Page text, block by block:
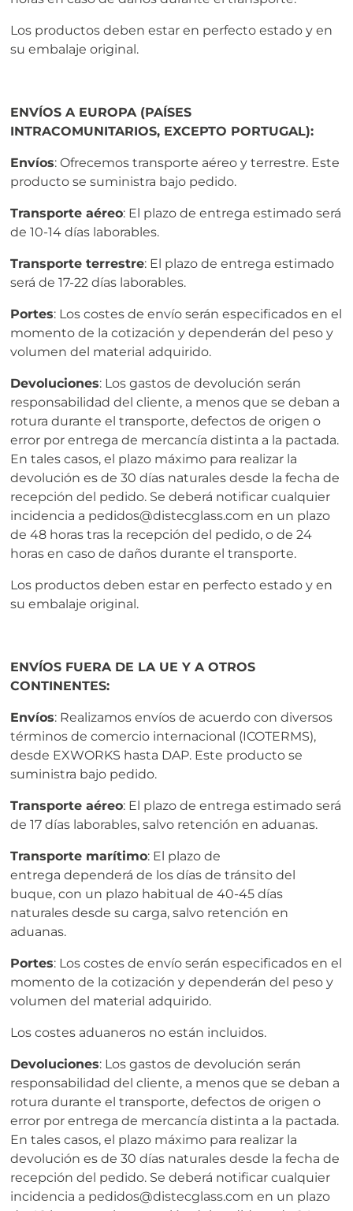
Los productos deben estar en perfecto estado y en
su embalaje original.
ENVÍOS A EUROPA (PAÍSES
INTRACOMUNITARIOS, EXCEPTO PORTUGAL):
Envíos: Ofrecemos transporte aéreo y terrestre. Este
producto se suministra bajo pedido.
Transporte aéreo: El plazo de entrega estimado será
de 10-14 días laborables.
Transporte terrestre: El plazo de entrega estimado
será de 17-22 días laborables.
Portes: Los costes de envío serán especificados en el
momento de la cotización y dependerán del peso y
volumen del material adquirido.
Devoluciones: Los gastos de devolución serán
responsabilidad del cliente, a menos que se deban a
rotura durante el transporte, defectos de origen o
error por entrega de mercancía distinta a la pactada.
En tales casos, el plazo máximo para realizar la
devolución es de 30 días naturales desde la fecha de
recepción del pedido. Se deberá notificar cualquier
incidencia a pedidos@distecglass.com en un plazo
de 48 horas tras la recepción del pedido, o de 24
horas en caso de daños durante el transporte.
Los productos deben estar en perfecto estado y en
su embalaje original.
ENVÍOS FUERA DE LA UE Y A OTROS
CONTINENTES:
Envíos: Realizamos envíos de acuerdo con diversos
términos de comercio internacional (ICOTERMS),
desde EXWORKS hasta DAP. Este producto se
suministra bajo pedido.
Transporte aéreo: El plazo de entrega estimado será
de 17 días laborables, salvo retención en aduanas.
Transporte marítimo: El plazo de
entrega dependerá de los días de tránsito del
buque, con un plazo habitual de 40-45 días
naturales desde su carga, salvo retención en
aduanas.
Portes: Los costes de envío serán especificados en el
momento de la cotización y dependerán del peso y
volumen del material adquirido.
Los costes aduaneros no están incluidos.
Devoluciones: Los gastos de devolución serán
responsabilidad del cliente, a menos que se deban a
rotura durante el transporte, defectos de origen o
error por entrega de mercancía distinta a la pactada.
En tales casos, el plazo máximo para realizar la
devolución es de 30 días naturales desde la fecha de
recepción del pedido. Se deberá notificar cualquier
incidencia a pedidos@distecglass.com en un plazo